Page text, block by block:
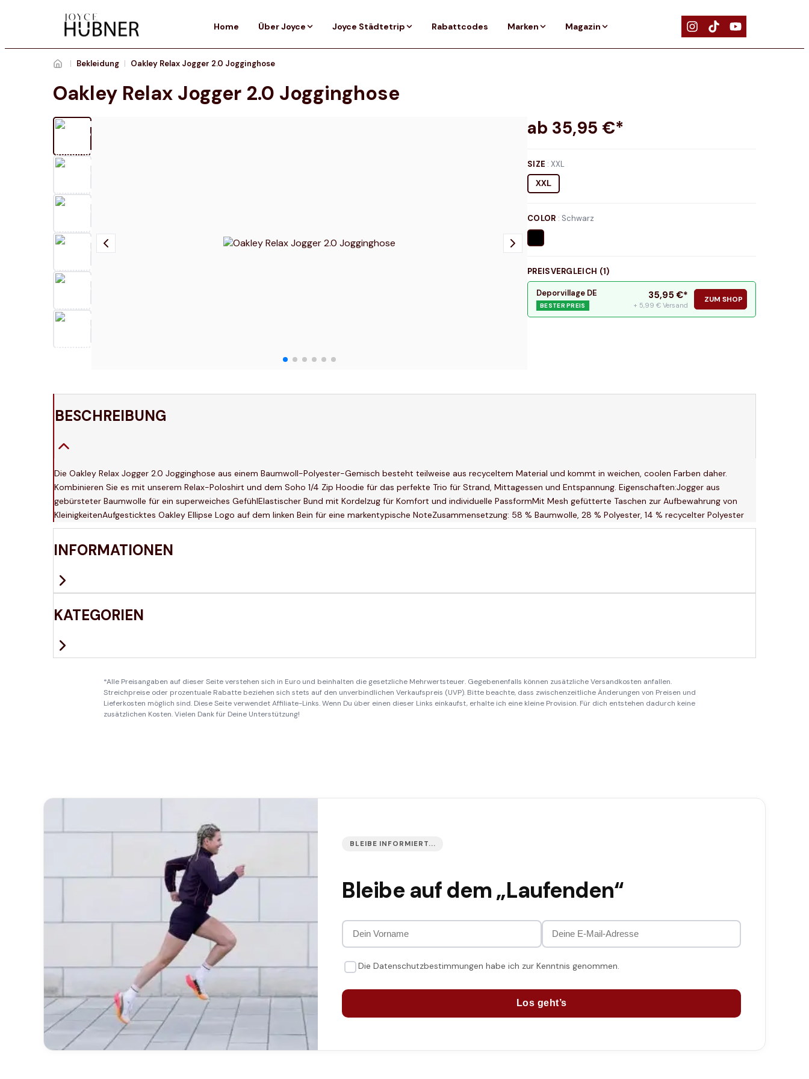
Home Über Joyce Joyce Städtetrip Rabattcodes Marken Magazin
| Bekleidung | Oakley Relax Jogger 2.0 Jogginghose
Oakley Relax Jogger 2.0 Jogginghose
ab 35,95 €*
SIZE :XXL
XXL
COLOR : Schwarz
PREISVERGLEICH (1)
Deporvillage DE
BESTER PREIS
35,95 €*
+ 5,99 € Versand
ZUM SHOP
BESCHREIBUNG
Die Oakley Relax Jogger 2.0 Jogginghose aus einem Baumwoll-Polyester-Gemisch besteht teilweise aus recyceltem Material und kommt in weichen, coolen Farben daher.
Kombinieren Sie es mit unserem Relax-Poloshirt und dem Soho 1/4 Zip Hoodie für das perfekte Trio für Strand, Mittagessen und Entspannung. Eigenschaften:Jogger aus
gebürsteter Baumwolle für ein superweiches GefühlElastischer Bund mit Kordelzug für Komfort und individuelle PassformMit Mesh gefütterte Taschen zur Aufbewahrung von
KleinigkeitenAufgesticktes Oakley Ellipse Logo auf dem linken Bein für eine markentypische NoteZusammensetzung: 58 % Baumwolle, 28 % Polyester, 14 % recycelter Polyester
INFORMATIONEN
KATEGORIEN
*Alle Preisangaben auf dieser Seite verstehen sich in Euro und beinhalten die gesetzliche Mehrwertsteuer. Gegebenenfalls können zusätzliche Versandkosten anfallen.
Streichpreise oder prozentuale Rabatte beziehen sich stets auf den unverbindlichen Verkaufspreis (UVP). Bitte beachte, dass zwischenzeitliche Änderungen von Preisen und
Lieferkosten möglich sind. Diese Seite verwendet Affiliate-Links. Wenn Du über einen dieser Links einkaufst, erhalte ich eine kleine Provision. Für dich entstehen dadurch keine
zusätzlichen Kosten. Vielen Dank für Deine Unterstützung!
BLEIBE INFORMIERT...
Bleibe auf dem „Laufenden“
Die Datenschutzbestimmungen habe ich zur Kenntnis genommen.
Los geht’s